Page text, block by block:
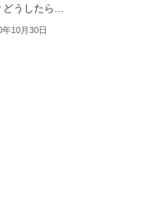
どうしたら...
年10月30日